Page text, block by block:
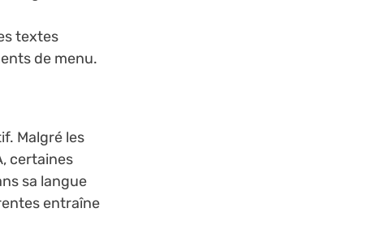
textes
de menu.
Malgré les
certaines
sa langue
entraîne